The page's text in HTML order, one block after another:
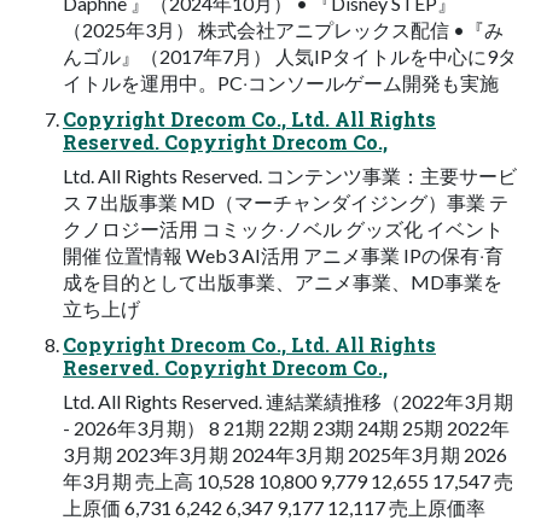
（2025年3⽉） 株式会社アニプレックス配信 •『み
んゴル』（2017年7⽉） ⼈気IPタイトルを中⼼に9タ
イトルを運⽤中。PC‧コンソールゲーム開発も実施
Copyright Drecom Co., Ltd. All Rights
Reserved. Copyright Drecom Co.,
Ltd. All Rights Reserved. コンテンツ事業：主要サービ
ス 7 出版事業 MD（マーチャンダイジング）事業 テ
クノロジー活⽤ コミック‧ノベル グッズ化 イベント
開催 位置情報 Web3 AI活⽤ アニメ事業 IPの保有‧育
成を⽬的として出版事業、アニメ事業、MD事業を
⽴ち上げ
Copyright Drecom Co., Ltd. All Rights
Reserved. Copyright Drecom Co.,
Ltd. All Rights Reserved. 連結業績推移（2022年3⽉期
- 2026年3⽉期） 8 21期 22期 23期 24期 25期 2022年
3⽉期 2023年3⽉期 2024年3⽉期 2025年3⽉期 2026
年3⽉期 売上⾼ 10,528 10,800 9,779 12,655 17,547 売
上原価 6,731 6,242 6,347 9,177 12,117 売上原価率